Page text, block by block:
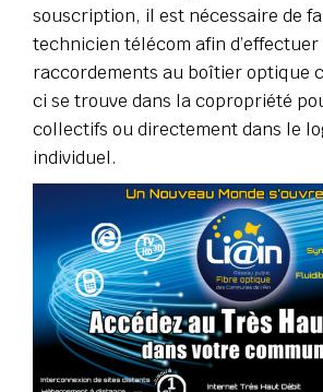
souscription, il est nécessaire de
technicien télécom afin d’effectuer
raccordements au boîtier optique
ci se trouve dans la copropriété
collectifs ou directement dans le
individuel.